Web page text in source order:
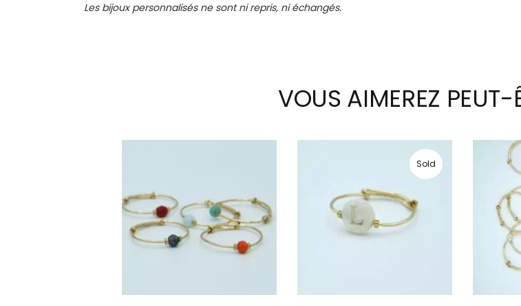
Les bijoux personnalisés ne sont ni repris, ni échangés.
VOUS AIMEREZ PEUT-
Sold